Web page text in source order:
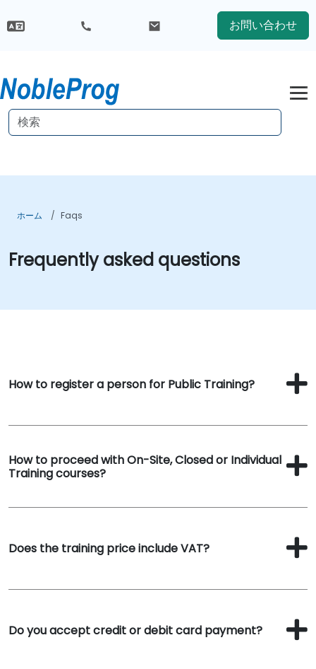
お問い合わせ
ホーム Faqs
Frequently asked questions
How to register a person for Public Training?
How to proceed with On-Site, Closed or Individual
Training courses?
Does the training price include VAT?
Do you accept credit or debit card payment?